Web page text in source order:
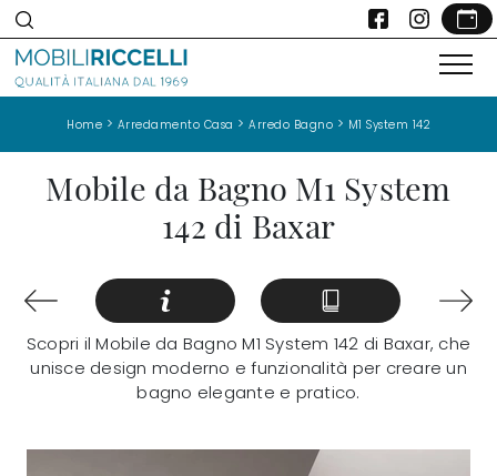
Home > Arredamento Casa > Arredo Bagno > M1 System 142
Mobile da Bagno M1 System
142 di Baxar
Scopri il Mobile da Bagno M1 System 142 di Baxar, che
unisce design moderno e funzionalità per creare un
bagno elegante e pratico.